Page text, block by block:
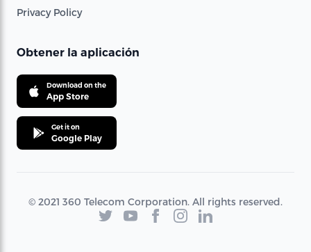
Privacy Policy
Obtener la aplicación
Download on the
App Store
Get it on
Google Play
© 2021 360 Telecom Corporation. All rights reserved.